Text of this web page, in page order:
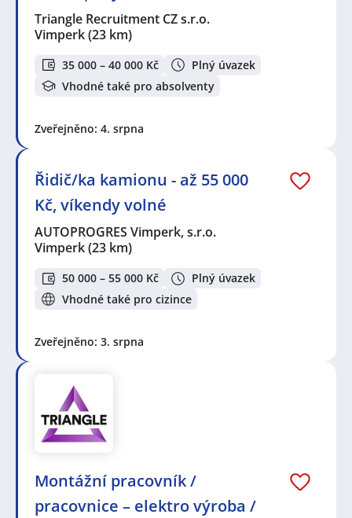
Triangle Recruitment CZ s.r.o.
Vimperk(23 km)
35 000 – 40 000 Kč
Plný úvazek
Vhodné také pro absolventy
Zveřejněno: 4. srpna
Řidič/ka kamionu - až 55 000
Kč, víkendy volné
AUTOPROGRES Vimperk, s.r.o.
Vimperk(23 km)
50 000 – 55 000 Kč
Plný úvazek
Vhodné také pro cizince
Zveřejněno: 3. srpna
Montážní pracovník /
pracovnice – elektro výroba /